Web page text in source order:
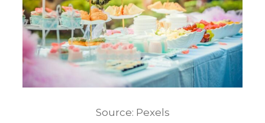
Source: Pexels